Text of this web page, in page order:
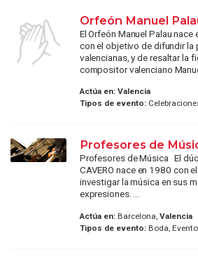
Orfeón Manuel
El Orfeón Manuel Palau
con el objetivo de difundir la
valencianas, y de resaltar la
compositor valenciano
Actúa en: Valencia
Tipos de evento:
Profesores de
Profesores de Música El
CAVERO nace en 1980 con
investigar la música en sus
expresiones. ...
Actúa en:Barcelona, Valencia
Tipos de evento:Boda,